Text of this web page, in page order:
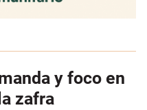
y foco en
zafra